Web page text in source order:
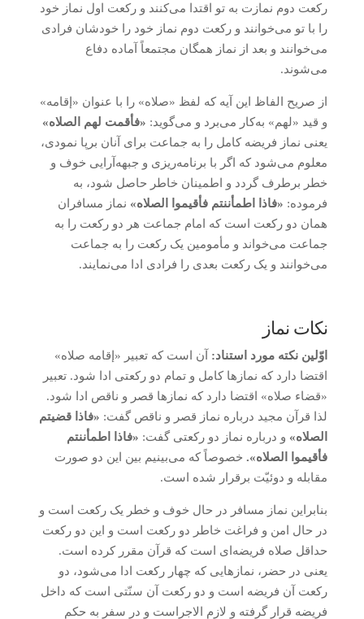
رکعت دوم نمازت به تو اقتدا می‌کنند و رکعت اول نماز خود
را با تو می‌خوانند و رکعت دوم نماز خود را خودشان فرادی
می‌خوانند و بعد از نماز همگان مجتمعاً آماده دفاع
می‌شوند.
از صریح الفاظ این آیه که لفظ «صلاه» را با عنوان «إقامه»
و قید «لهم» به‌کار می‌برد و می‌گوید: «فأقمت لهم الصلاه»
یعنی نماز فریضه کامل را به جماعت برای آنان برپا نمودی،
معلوم می‌شود که اگر با برنامه‌ریزی و جبهه‌آرایی خوف و
خطر برطرف گردد و اطمینان خاطر حاصل شود، به
فرموده: «فاذا اطمأننتم فأقیموا الصلاه» نماز مسافران
همان دو رکعت است که امام جماعت هر دو رکعت را به
جماعت می‌خواند و مأمومین یک رکعت را به جماعت
می‌خوانند و یک رکعت بعدی را فرادی ادا می‌نمایند.
نکات نماز
اوّلین نکته مورد استناد: آن است که تعبیر «إقامه صلاه»
اقتضا دارد که نمازها کامل و تمام دو رکعتی ادا شود. تعبیر
«قضاء صلاه» اقتضا دارد که نمازها قصر و ناقص ادا شود.
لذا قرآن مجید درباره نماز قصر و ناقص گفت: «فاذا قضیتم
الصلاه» و درباره نماز دو رکعتی گفت: «فاذا اطمأننتم
فأقیموا الصلاه». خصوصاً که می‌بینیم بین این دو صورت
مقابله و دوئیّت برقرار شده است.
بنابراین نماز مسافر در حال خوف و خطر یک رکعت است و
در حال امن و فراغت خاطر دو رکعت است و این دو رکعت
حداقل صلاه فریضه‌ای است که قرآن مقرر کرده است.
یعنی در حضر، نمازهایی که چهار رکعت ادا می‌شود، دو
رکعت آن فریضه است و دو رکعت آن سنّتی است که داخل
فریضه قرار گرفته و لازم الاجراست و در سفر به حکم